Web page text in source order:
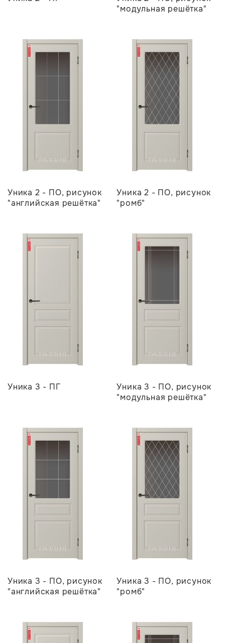
"модульная решётка"
Уника 2 - ПО, рисунок
"английская решётка"
Уника 2 - ПО, рисунок
"ромб"
Уника 3 - ПГ
Уника 3 - ПО, рисунок
"модульная решётка"
Уника 3 - ПО, рисунок
"английская решётка"
Уника 3 - ПО, рисунок
"ромб"